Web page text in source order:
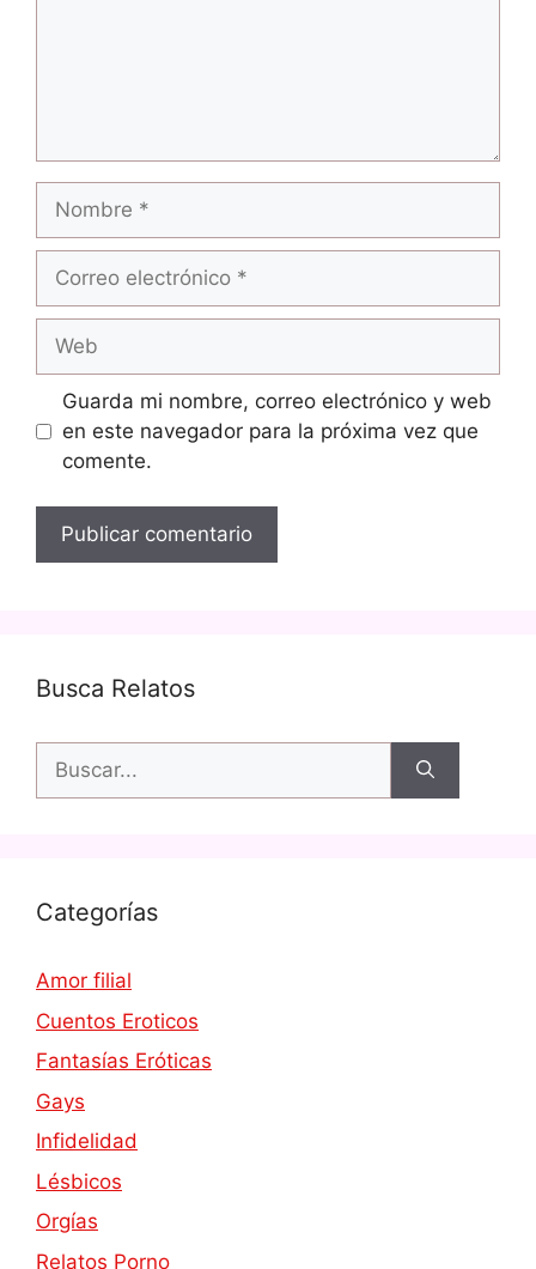
electrónico
Guarda mi nombre, correo electrónico y web
en este navegador para la próxima vez que
comente.
Busca Relatos
Buscar:
Categorías
Amor filial
Cuentos Eroticos
Fantasías Eróticas
Gays
Infidelidad
Lésbicos
Orgías
Relatos Porno